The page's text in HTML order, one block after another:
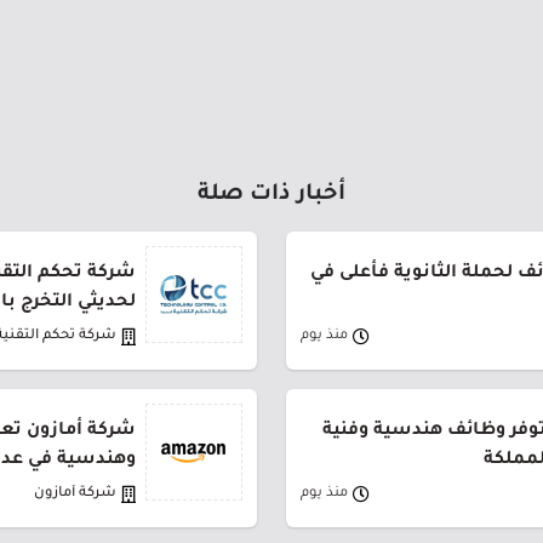
أخبار ذات صلة
لحملة الثانوية فأعلى في
منذ يوم
شركة تحكم
لحديثي التخرج
شركة تحكم
وظائف هندسية وفنية
منذ يوم
شركة أمازون
وهندسية في
شركة أمازون